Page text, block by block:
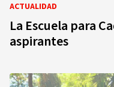
ACTUALIDAD
La Escuela para
aspirantes